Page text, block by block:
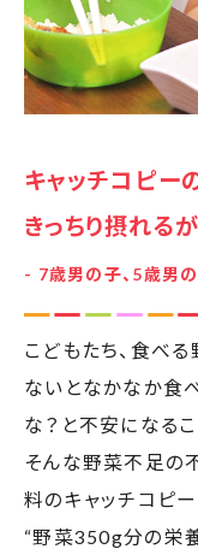
- 7歳男の子、5歳男の
こどもたち、食べ
な？と不安になる
そんな野菜不足の
しかし！！野菜飲
るだろうか。。
！！！
めちゃくちゃ喜ん